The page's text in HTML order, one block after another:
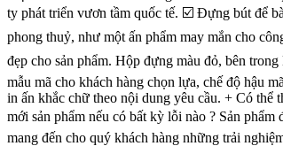
ty phát triển vươn tầm quốc tế. ☑️ Đựng bút để
phong thuỷ, như một ấn phẩm may mắn cho
đẹp cho sản phẩm. Hộp đựng màu đỏ, bên
mẫu mã cho khách hàng chọn lựa, chế độ hậu
in ấn khắc chữ theo nội dung yêu cầu. + Có
mới sản phẩm nếu có bất kỳ lỗi nào ? Sản
mang đến cho quý khách hàng những trải